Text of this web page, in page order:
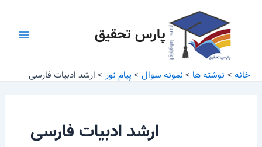
پارس تحقیق
خانه نوشته ها نمونه سوال پیام نور ارشد ادبیات فارسی
ارشد ادبیات فارسی